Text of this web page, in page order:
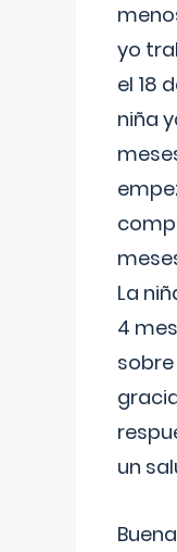
yo
el 18
niña
La
4
sobre
un